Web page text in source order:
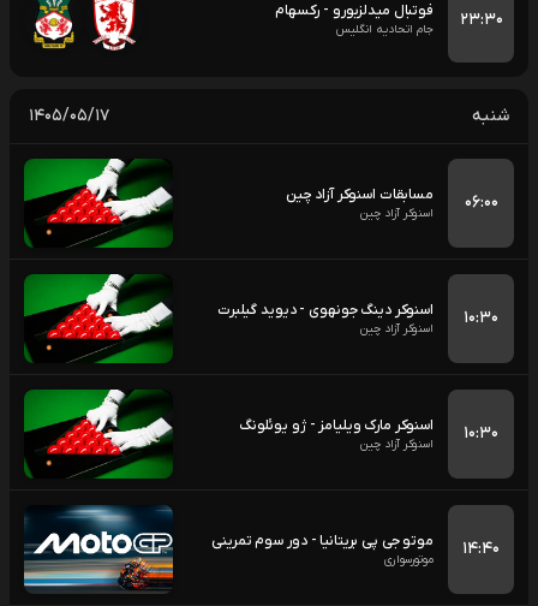
۲۳:۳۰ فوتبال میدلزبورو - رکسهام
جام اتحادیه انگلیس
شنبه ۱۴۰۵/۰۵/۱۷
۰۶:۰۰ مسابقات اسنوکر آزاد چین
اسنوکر آزاد چین
۱۰:۳۰ اسنوکر دینگ جونهوی - دیوید گیلبرت
اسنوکر آزاد چین
۱۰:۳۰ اسنوکر مارک ویلیامز - ژو یوئلونگ
اسنوکر آزاد چین
۱۴:۴۰ موتو جی پی بریتانیا - دور سوم تمرینی
موتورسواری